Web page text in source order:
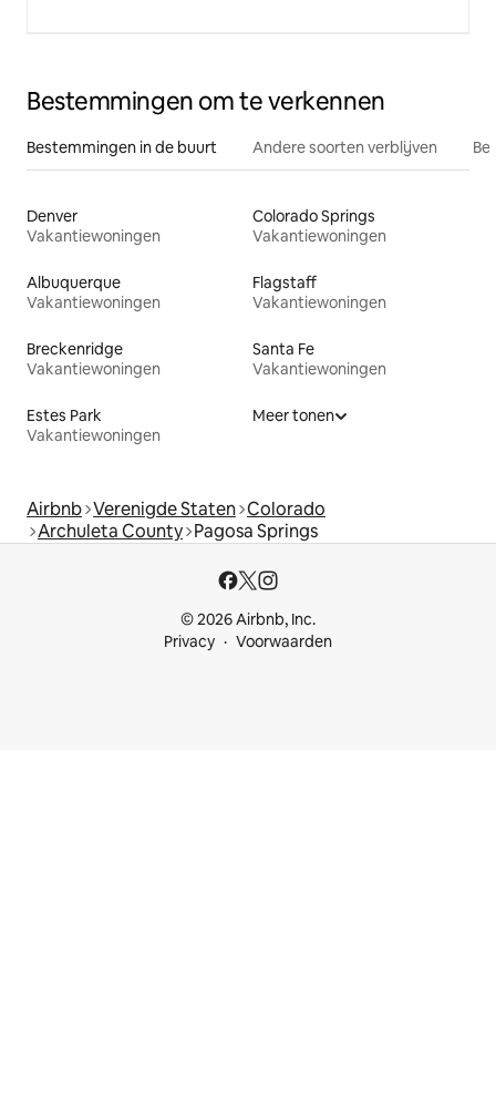
Bestemmingen om te verkennen
Bestemmingen in de buurt Andere soorten verblijven
Denver
Vakantiewoningen
Colorado Springs
Vakantiewoningen
Albuquerque
Vakantiewoningen
Flagstaff
Vakantiewoningen
Breckenridge
Vakantiewoningen
Santa Fe
Vakantiewoningen
Estes Park
Vakantiewoningen
Meer tonen
Airbnb Verenigde Staten Colorado
Archuleta County Pagosa Springs
© 2026 Airbnb, Inc.
Privacy
Voorwaarden